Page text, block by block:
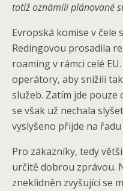
totiž oznámili plánované
Evropská komise v čele
Redingovou prosadila
roaming v rámci celé
operátory, aby snížili
služeb. Zatím jde pouze
se však už nechala
vyslyšeno přijde na
Pro zákazníky, tedy
určitě dobrou zprávou.
zneklidněn zvyšující se